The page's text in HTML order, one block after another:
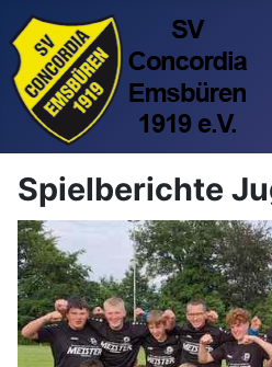
Spielberichte